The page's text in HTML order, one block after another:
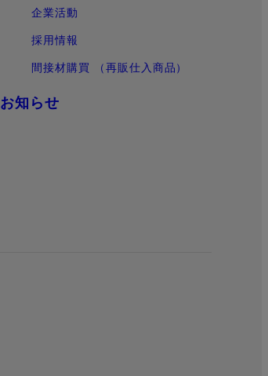
企業活動
採用情報
間接材購買 （再販仕入商品）
お知らせ